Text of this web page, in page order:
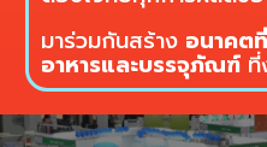
มาร่วมกันสร้าง อนาคต
อาหารและบรรจุภัณฑ์ ที่